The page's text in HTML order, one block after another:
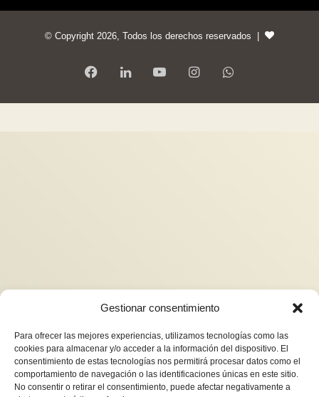
Gestionar consentimiento
Para ofrecer las mejores experiencias, utilizamos tecnologías como las
cookies para almacenar y/o acceder a la información del dispositivo. El
consentimiento de estas tecnologías nos permitirá procesar datos como el
comportamiento de navegación o las identificaciones únicas en este sitio.
No consentir o retirar el consentimiento, puede afectar negativamente a
© Copyright 2026, Todos los derechos reservados |